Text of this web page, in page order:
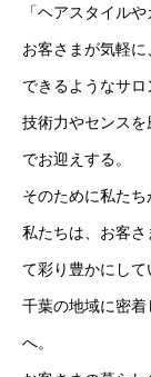
STAFF
「ヘアスタイル
お客さまが気軽
できるようなサロ
技術力やセンス
でお迎えする。
そのために私たち
私たちは、お客
て彩り豊かにして
千葉の地域に密
へ。